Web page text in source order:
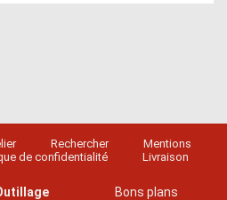
Rechercher
Mentions
de confidentialité Livraison
Bons plans